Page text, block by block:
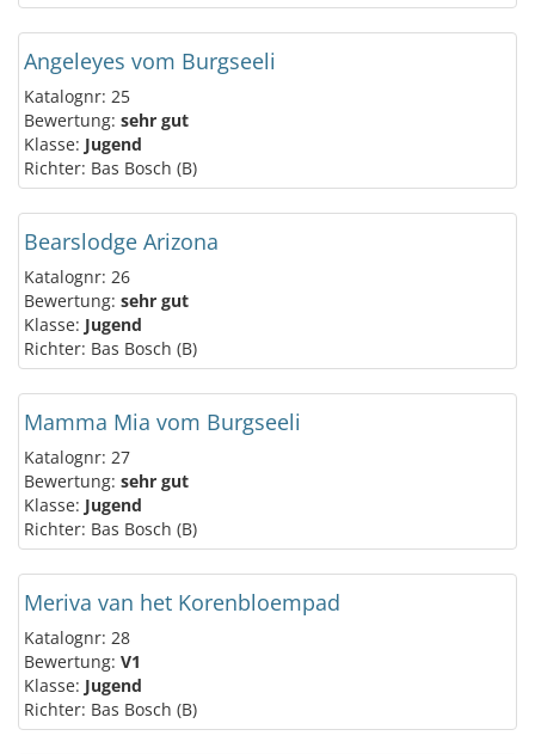
Angeleyes vom Burgseeli
Katalognr: 25
Bewertung: sehr gut
Klasse: Jugend
Richter: Bas Bosch (B)
Bearslodge Arizona
Katalognr: 26
Bewertung: sehr gut
Klasse: Jugend
Richter: Bas Bosch (B)
Mamma Mia vom Burgseeli
Katalognr: 27
Bewertung: sehr gut
Klasse: Jugend
Richter: Bas Bosch (B)
Meriva van het Korenbloempad
Katalognr: 28
Bewertung: V1
Klasse: Jugend
Richter: Bas Bosch (B)